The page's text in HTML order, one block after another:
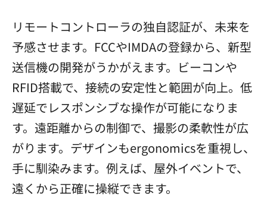
リモートコントローラの独自認証が、未来を
予感させます。FCCやIMDAの登録から、新型
送信機の開発がうかがえます。ビーコンや
RFID搭載で、接続の安定性と範囲が向上。低
遅延でレスポンシブな操作が可能になりま
す。遠距離からの制御で、撮影の柔軟性が広
がります。デザインもergonomicsを重視し、
手に馴染みます。例えば、屋外イベントで、
遠くから正確に操縦できます。